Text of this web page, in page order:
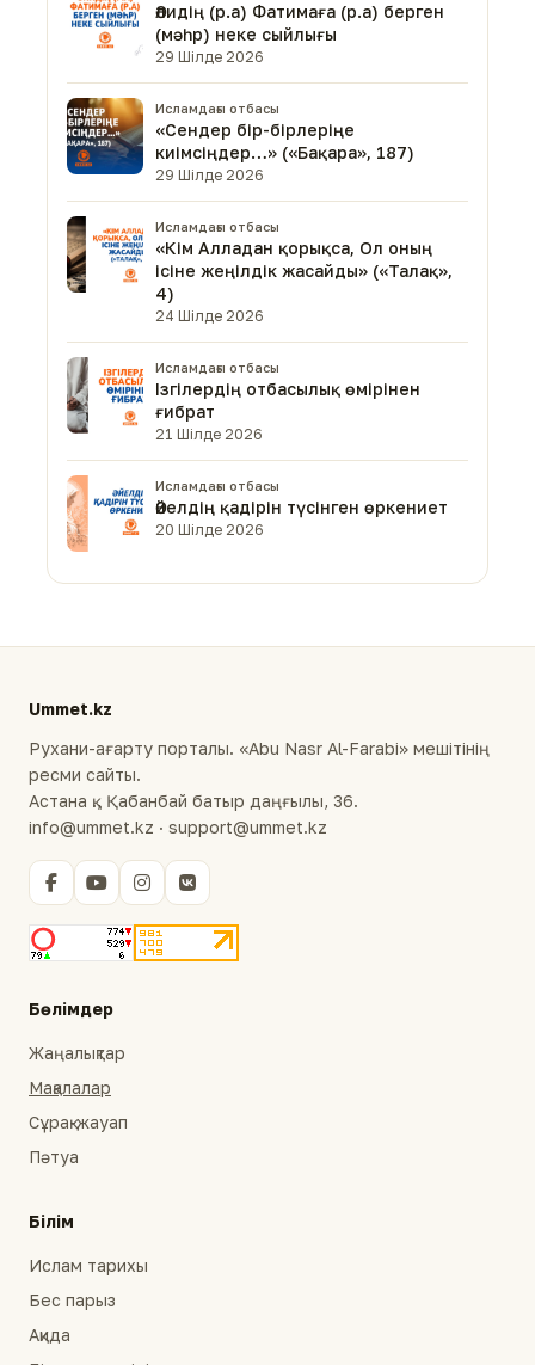
Әлидің (р.а) Фатимаға (р.а) берген
(мәһр) неке сыйлығы
29 Шілде 2026
Исламдағы отбасы
«Сендер бір-бірлеріңе
киімсіңдер…» («Бақара», 187)
29 Шілде 2026
Исламдағы отбасы
«Кім Алладан қорықса, Ол оның
ісіне жеңілдік жасайды» («Талақ»,
4)
24 Шілде 2026
Исламдағы отбасы
Ізгілердің отбасылық өмірінен
ғибрат
21 Шілде 2026
Исламдағы отбасы
Әйелдің қадірін түсінген өркениет
20 Шілде 2026
Ummet.kz
Рухани-ағарту порталы. «Abu Nasr Al-Farabi» мешітінің
ресми сайты.
Астана қ., Қабанбай батыр даңғылы, 36.
info@ummet.kz · support@ummet.kz
Бөлімдер
Жаңалықтар
Мақалалар
Сұрақ-жауап
Пәтуа
Білім
Ислам тарихы
Бес парыз
Ақида